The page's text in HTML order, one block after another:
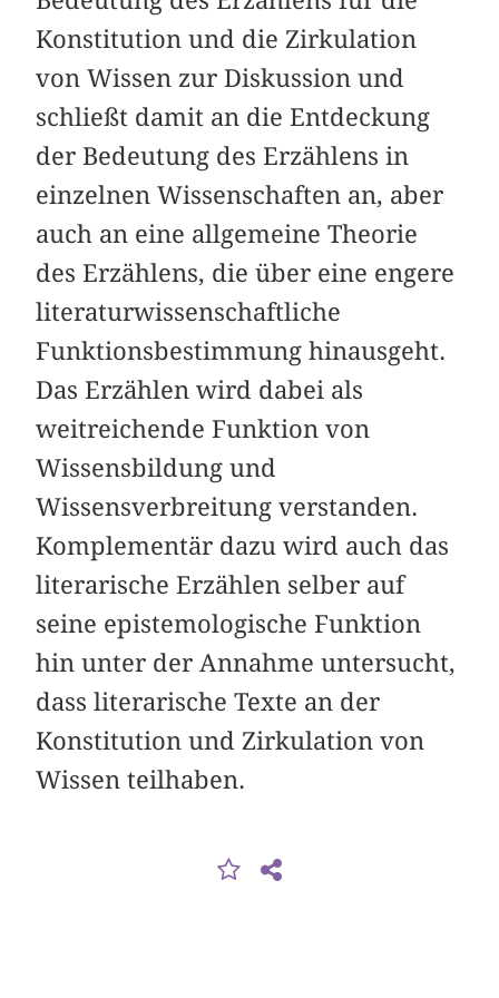
Konstitution und die Zirkulation
von Wissen zur Diskussion und
schließt damit an die Entdeckung
der Bedeutung des Erzählens in
einzelnen Wissenschaften an, aber
auch an eine allgemeine Theorie
des Erzählens, die über eine engere
literaturwissenschaftliche
Funktionsbestimmung hinausgeht.
Das Erzählen wird dabei als
weitreichende Funktion von
Wissensbildung und
Wissensverbreitung verstanden.
Komplementär dazu wird auch das
literarische Erzählen selber auf
seine epistemologische Funktion
hin unter der Annahme untersucht,
dass literarische Texte an der
Konstitution und Zirkulation von
Wissen teilhaben.